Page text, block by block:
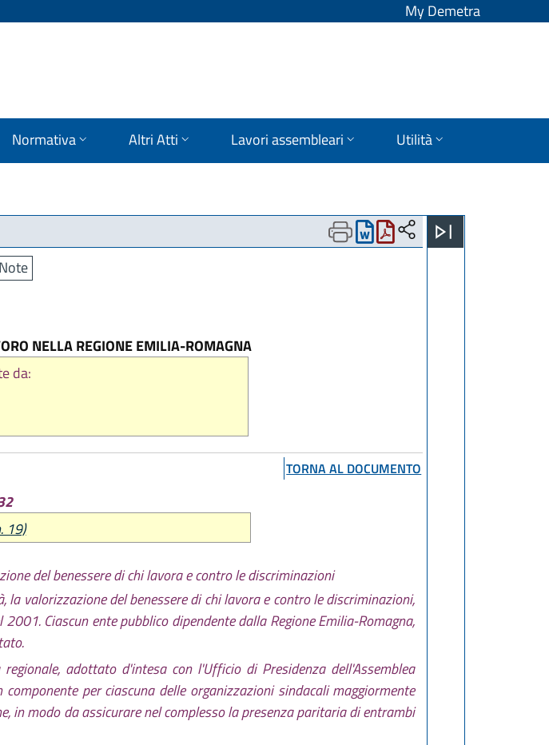
My Demetra
Normativa Altri Atti Lavori assembleari Utilità
NELLA REGIONE EMILIA-ROMAGNA
da:
TORNA AL DOCUMENTO
19)
del benessere di chi lavora e contro le discriminazioni
valorizzazione del benessere di chi lavora e contro le discriminazioni,
Ciascun ente pubblico dipendente dalla Regione Emilia-Romagna,
adottato d'intesa con l'Ufficio di Presidenza dell'Assemblea
per ciascuna delle organizzazioni sindacali maggiormente
modo da assicurare nel complesso la presenza paritaria di entrambi